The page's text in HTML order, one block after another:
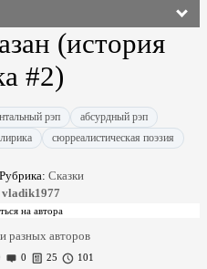
(история
#2)
рэп
абсурдный рэп
сюрреалистическая поэзия
Рубрика: Сказки
vladik1977
разных авторов
0 25 101